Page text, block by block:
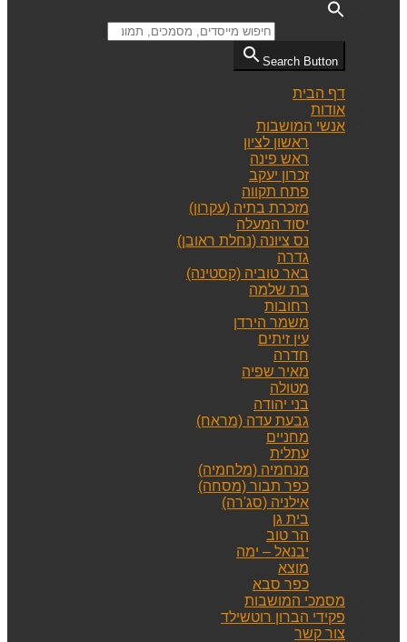
Search Button
דף הבית
אודות
אנשי המושבות
ראשון לציון
ראש פינה
זכרון יעקב
פתח תקווה
מזכרת בתיה (עקרון)
יסוד המעלה
נס ציונה (נחלת ראובן)
גדרה
באר טוביה (קסטינה)
בת שלמה
רחובות
משמר הירדן
עין זיתים
חדרה
מאיר שפיה
מטולה
בני יהודה
גבעת עדה (מראח)
מחניים
עתלית
מנחמיה (מלחמיה)
כפר תבור (מסחה)
אילניה (סג'רה)
בית גן
הר טוב
יבנאל – ימה
מוצא
כפר סבא
מסמכי המושבות
פקידי הברון רוטשילד
צור קשר